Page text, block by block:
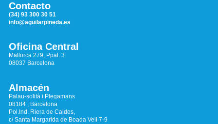
Contacto
(34) 93 300 30 51
info@aguilarpineda.es
Oficina Central
Mallorca 279, Ppal. 3
08037 Barcelona
Almacén
Palau-solità i Plegamans
08184 , Barcelona
Pol.Ind. Riera de Caldes,
c/ Santa Margarida de Boada Vell 7-9